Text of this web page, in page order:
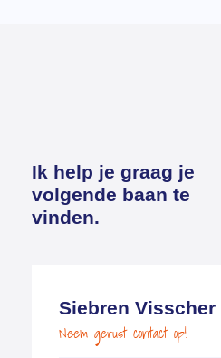
Ik help je graag je
volgende baan te
vinden.
Siebren Visscher
Neem gerust contact op!